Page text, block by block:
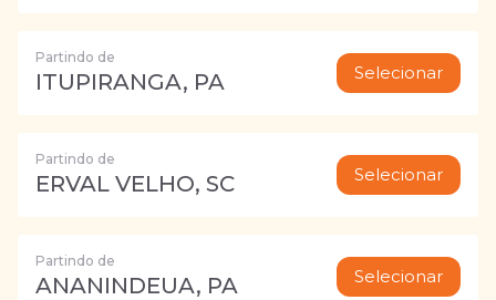
Partindo de
ITUPIRANGA, PA Selecionar
Partindo de
ERVAL VELHO, SC Selecionar
Partindo de
ANANINDEUA, PA Selecionar